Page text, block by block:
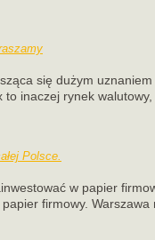
się dużym
to inaczej rynek
Polsce.
w papier
firmowy.